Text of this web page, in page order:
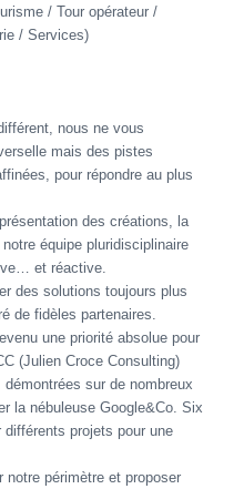
/ Tour opérateur /
/ Services)
nous ne vous
mais des pistes
pour répondre au plus
des créations, la
équipe pluridisciplinaire
et réactive.
des solutions toujours plus
de fidèles partenaires.
une priorité absolue pour
(Julien Croce Consulting)
sur de nombreux
la nébuleuse Google&Co. Six
différents projets pour une
notre périmètre et proposer